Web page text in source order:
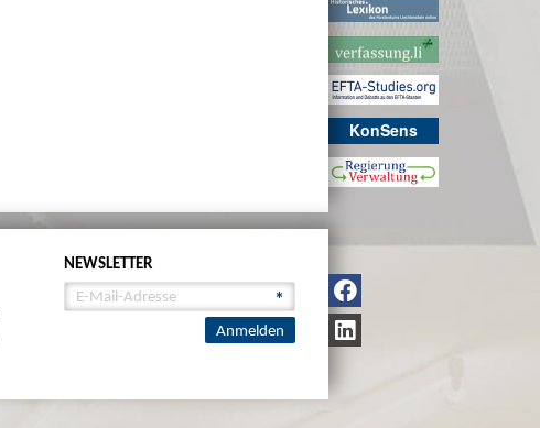
KonSens
NEWSLETTER